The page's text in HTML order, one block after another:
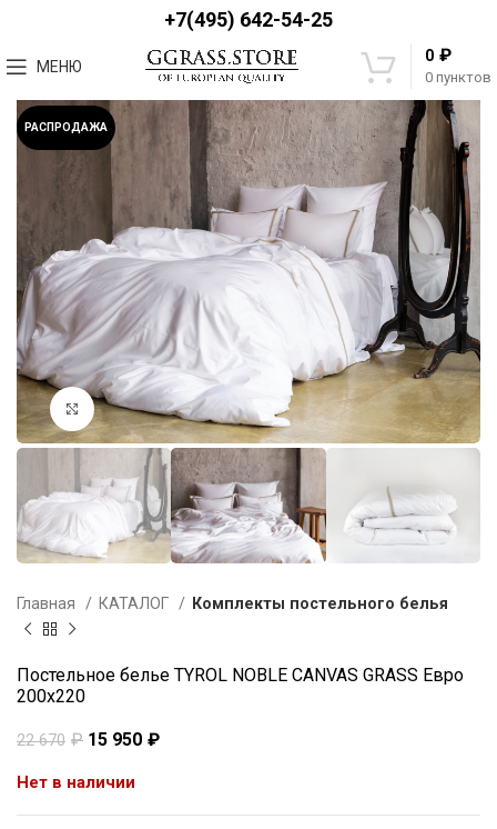
+7(495) 642-54-25
МЕНЮ
0 пунктов
0 ₽
РАСПРОДАЖА
Увеличить
Главная КАТАЛОГ Комплекты постельного белья
Постельное белье TYROL NOBLE CANVAS GRASS Евро
200х220
22 670 ₽ 15 950 ₽
Нет в наличии